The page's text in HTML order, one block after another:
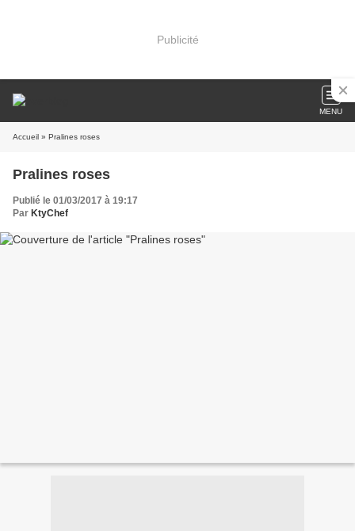
Publicité
MENU
Accueil » Pralines roses
Pralines roses
Publié le 01/03/2017 à 19:17
Par KtyChef